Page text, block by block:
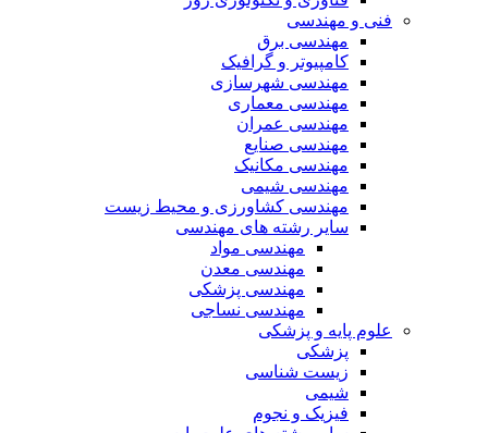
فنی و مهندسی
مهندسی برق
کامپیوتر و گرافیک
مهندسی شهرسازی
مهندسی معماری
مهندسی عمران
مهندسی صنایع
مهندسی مکانیک
مهندسی شیمی
مهندسی کشاورزی و محیط زیست
سایر رشته های مهندسی
مهندسی مواد
مهندسی معدن
مهندسی پزشکی
مهندسی نساجی
علوم پایه و پزشکی
پزشکی
زیست شناسی
شیمی
فیزیک و نجوم